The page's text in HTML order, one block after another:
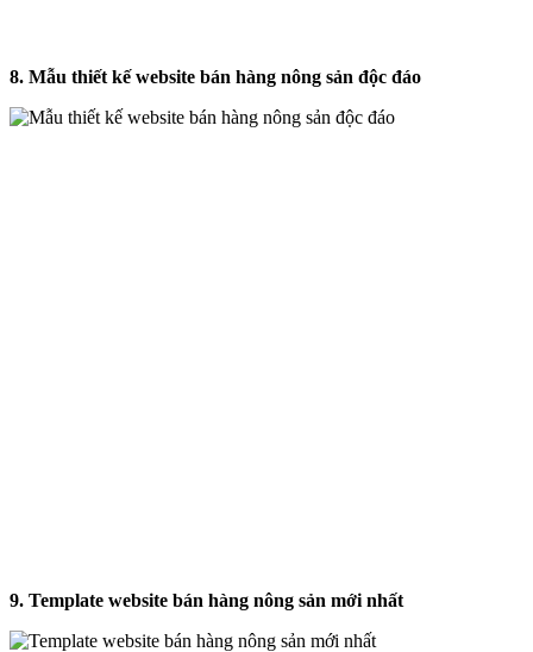
8. Mẫu thiết kế website bán hàng nông sản độc đáo
9. Template website bán hàng nông sản mới nhất